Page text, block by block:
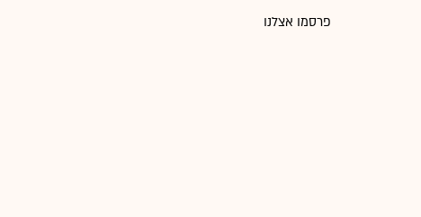
פרסמו אצלנו